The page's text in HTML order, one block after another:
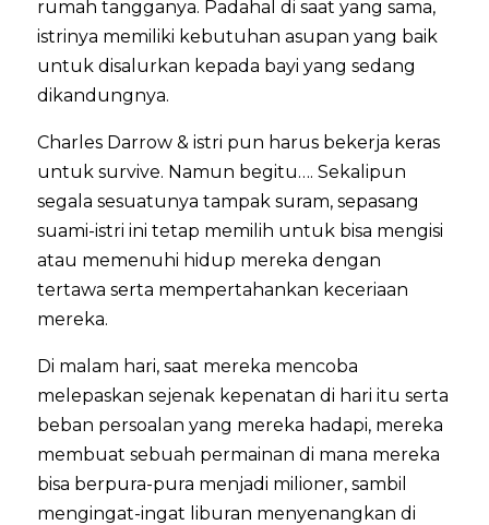
rumah tangganya. Padahal di saat yang sama,
istrinya memiliki kebutuhan asupan yang baik
untuk disalurkan kepada bayi yang sedang
dikandungnya.
Charles Darrow & istri pun harus bekerja keras
untuk survive. Namun begitu…. Sekalipun
segala sesuatunya tampak suram, sepasang
suami-istri ini tetap memilih untuk bisa mengisi
atau memenuhi hidup mereka dengan
tertawa serta mempertahankan keceriaan
mereka.
Di malam hari, saat mereka mencoba
melepaskan sejenak kepenatan di hari itu serta
beban persoalan yang mereka hadapi, mereka
membuat sebuah permainan di mana mereka
bisa berpura-pura menjadi milioner, sambil
mengingat-ingat liburan menyenangkan di